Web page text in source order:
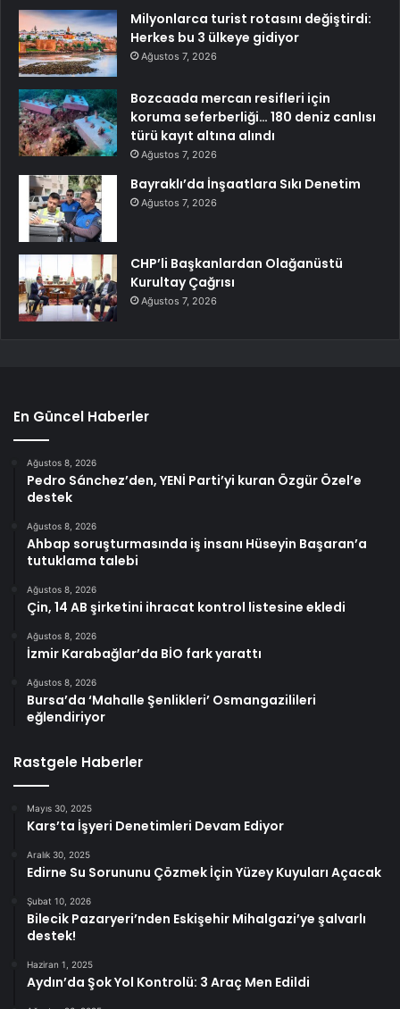
Milyonlarca turist rotasını değiştirdi:
Herkes bu 3 ülkeye gidiyor
Ağustos 7, 2026
Bozcaada mercan resifleri için
koruma seferberliği… 180 deniz canlısı
türü kayıt altına alındı
Ağustos 7, 2026
Bayraklı’da İnşaatlara Sıkı Denetim
Ağustos 7, 2026
CHP’li Başkanlardan Olağanüstü
Kurultay Çağrısı
Ağustos 7, 2026
En Güncel Haberler
Ağustos 8, 2026
Pedro Sánchez’den, YENİ Parti’yi kuran Özgür Özel’e
destek
Ağustos 8, 2026
Ahbap soruşturmasında iş insanı Hüseyin Başaran’a
tutuklama talebi
Ağustos 8, 2026
Çin, 14 AB şirketini ihracat kontrol listesine ekledi
Ağustos 8, 2026
İzmir Karabağlar’da BİO fark yarattı
Ağustos 8, 2026
Bursa’da ‘Mahalle Şenlikleri’ Osmangazilileri
eğlendiriyor
Rastgele Haberler
Mayıs 30, 2025
Kars’ta İşyeri Denetimleri Devam Ediyor
Aralık 30, 2025
Edirne Su Sorununu Çözmek İçin Yüzey Kuyuları Açacak
Şubat 10, 2026
Bilecik Pazaryeri’nden Eskişehir Mihalgazi’ye şalvarlı
destek!
Haziran 1, 2025
Aydın’da Şok Yol Kontrolü: 3 Araç Men Edildi